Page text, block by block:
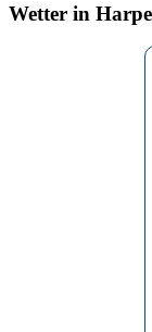
Wetter in